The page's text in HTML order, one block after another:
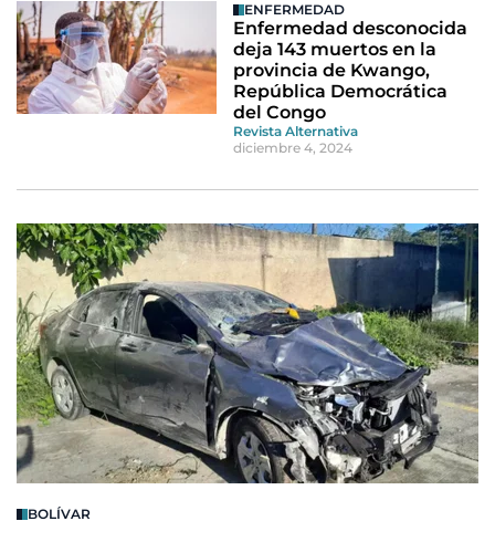
ENFERMEDAD
Enfermedad desconocida
deja 143 muertos en la
provincia de Kwango,
República Democrática
del Congo
Revista Alternativa
diciembre 4, 2024
BOLÍVAR